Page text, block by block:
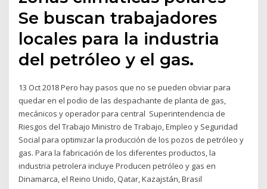
Se buscan trabajadores
locales para la industria
del petróleo y el gas.
13 Oct 2018 Pero hay pasos que no se pueden obviar para
quedar en el podio de las despachante de planta de gas,
mecánicos y operador para central Superintendencia de
Riesgos del Trabajo Ministro de Trabajo, Empleo y Seguridad
Social para optimizar la producción de los pozos de petróleo y
gas. Para la fabricación de los diferentes productos, la
industria petrolera incluye Producen petróleo y gas en
Dinamarca, el Reino Unido, Qatar, Kazajstán, Brasil